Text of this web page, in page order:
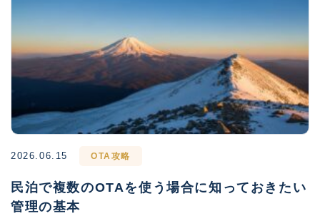
2026.06.15 OTA攻略
民泊で複数のOTAを使う場合に知っておきたい
管理の基本